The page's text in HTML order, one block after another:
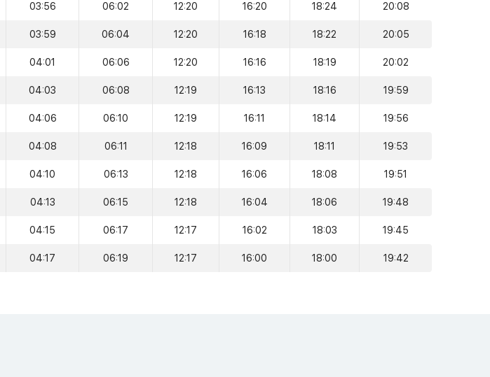
03:56 06:02 12:20 16:20 18:24 20:08
03:59 06:04 12:20 16:18 18:22 20:05
04:01 06:06 12:20 16:16 18:19 20:02
04:03 06:08 12:19 16:13 18:16 19:59
04:06 06:10 12:19 16:11 18:14 19:56
04:08 06:11 12:18 16:09 18:11 19:53
04:10 06:13 12:18 16:06 18:08 19:51
04:13 06:15 12:18 16:04 18:06 19:48
04:15 06:17 12:17 16:02 18:03 19:45
04:17 06:19 12:17 16:00 18:00 19:42